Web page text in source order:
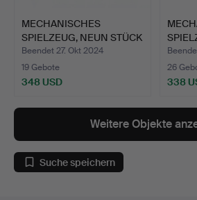
MECHANISCHES
SPIELZEUG, NEUN STÜCK
Blech u…
Beendet 27. Okt 2024
19 Gebote
348 USD
Blech
26
338
Weitere Objekte
Suche speichern